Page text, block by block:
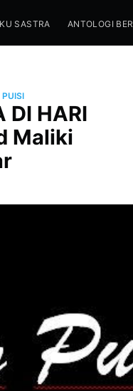
SASTRA ANTOLOGI
PUISI
DI HARI
Maliki